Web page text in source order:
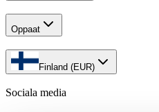
Oppaat
Finland (EUR)
Sociala media